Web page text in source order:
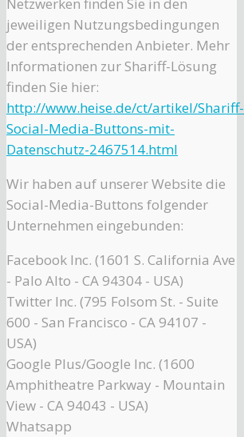
jeweiligen Nutzungsbedingungen
der entsprechenden Anbieter. Mehr
Informationen zur Shariff-Lösung
finden Sie hier:
http://www.heise.de/ct/artikel/Shariff-
Social-Media-Buttons-mit-
Datenschutz-2467514.html
Wir haben auf unserer Website die
Social-Media-Buttons folgender
Unternehmen eingebunden:
Facebook Inc. (1601 S. California Ave
- Palo Alto - CA 94304 - USA)
Twitter Inc. (795 Folsom St. - Suite
600 - San Francisco - CA 94107 -
USA)
Google Plus/Google Inc. (1600
Amphitheatre Parkway - Mountain
View - CA 94043 - USA)
Whatsapp